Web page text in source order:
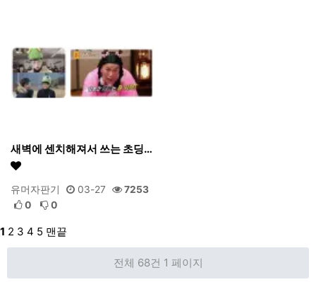
새벽에 센치해져서 쓰는 초딩…
유머자판기 03-27
7253
0
0
1 2 3 4 5 맨끝
전체 68건 1 페이지